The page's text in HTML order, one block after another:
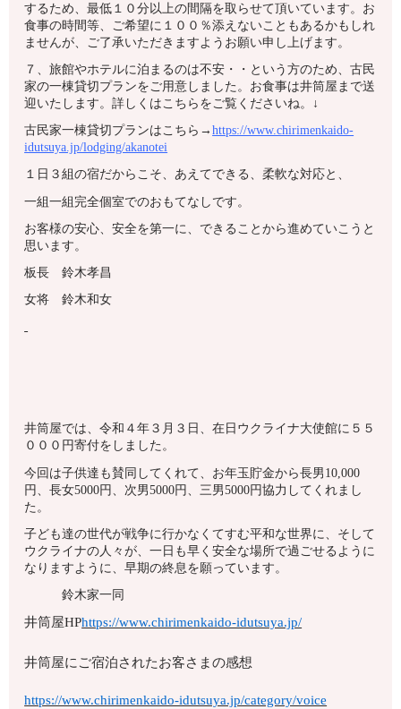
するため、最低１０分以上の間隔を取らせて頂いています。お
食事の時間等、ご希望に１００％添えないこともあるかもしれ
ませんが、ご了承いただきますようお願い申し上げます。
７、旅館やホテルに泊まるのは不安・・という方のため、古民
家の一棟貸切プランをご用意しました。お食事は井筒屋まで送
迎いたします。詳しくはこちらをご覧くださいね。↓
古民家一棟貸切プランはこちら→https://www.chirimenkaido-
idutsuya.jp/lodging/akanotei
１日３組の宿だからこそ、あえてできる、柔軟な対応と、
一組一組完全個室でのおもてなしです。
お客様の安心、安全を第一に、できることから進めていこうと
思います。
板長 鈴木孝昌
女将 鈴木和女
井筒屋では、令和４年３月３日、在日ウクライナ大使館に５５
０００円寄付をしました。
今回は子供達も賛同してくれて、お年玉貯金から長男10,000
円、長女5000円、次男5000円、三男5000円協力してくれまし
た。
子ども達の世代が戦争に行かなくてすむ平和な世界に、そして
ウクライナの人々が、一日も早く安全な場所で過ごせるように
なりますように、早期の終息を願っています。
鈴木家一同
井筒屋HPhttps://www.chirimenkaido-idutsuya.jp/
井筒屋にご宿泊されたお客さまの感想
https://www.chirimenkaido-idutsuya.jp/category/voice